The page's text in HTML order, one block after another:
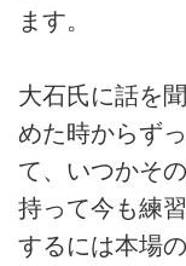
ます。
大石氏に話を
めた時からず
て、いつかそ
持って今も練
するには本場